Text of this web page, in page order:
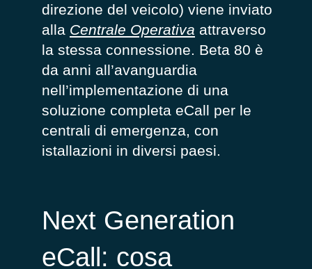
direzione del veicolo) viene inviato
alla Centrale Operativa attraverso
la stessa connessione. Beta 80 è
da anni all’avanguardia
nell’implementazione di una
soluzione completa eCall per le
centrali di emergenza, con
istallazioni in diversi paesi.
Next Generation
eCall: cosa